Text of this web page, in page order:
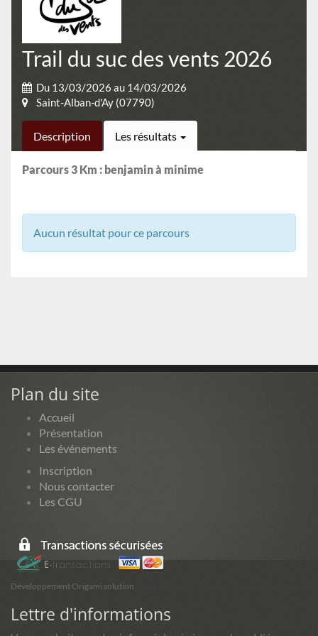
Trail du suc des vents 2026
Du 13/03/2026 au 14/03/2026
Saint-Alban-d'Ay (07790)
Description Les résultats
Parcours 3 Km : benjamin à minime
Aucun résultat pour ce parcours
Plan du site
Accueil
Présentation
Les événements
Inscription
Nous contacter
Les CGU
Développement Origami solution
Lettre d'informations